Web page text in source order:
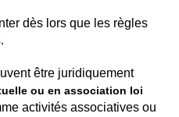
dès lors que les règles
être juridiquement
ou en association loi
activités associatives ou